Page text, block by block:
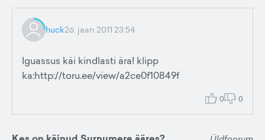
huck26. jaan 2011 23:54
Iguassus käi kindlasti ära! klipp
ka:http://toru.ee/view/a2ce0f10849f
0 0